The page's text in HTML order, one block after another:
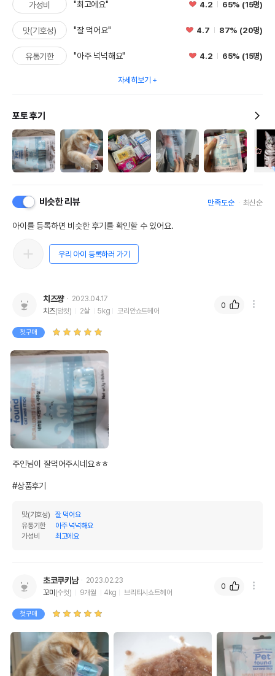
가성비 "최고에요" 4.2 65% (15명)
맛(기호성) "잘 먹어요" 4.7 87% (20명)
유통기한 "아주 넉넉해요" 4.2 65% (15명)
자세히보기
포토 후기
3
비슷한 리뷰 만족도순 최신순
아이를 등록하면 비슷한 후기를 확인할 수 있어요.
우리 아이 등록하러 가기
치즈쨩
2023.04.17
치즈(암컷) 2살 5kg 코리안쇼트헤어
첫구매
주인님이 잘먹어주시네요ㅎㅎ
#상품후기
맛(기호성)
잘 먹어요
유통기한
아주 넉넉해요
가성비
최고에요
0
초코쿠키냠
2023.02.23
꼬미 (수컷) 9개월 4kg 브리티시쇼트헤어
첫구매
0